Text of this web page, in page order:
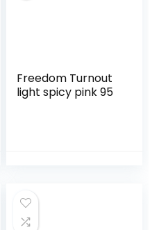
Freedom Turnout
light spicy pink 95